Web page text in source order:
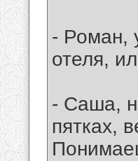
- Роман,
отеля,
- Саша,
пятках,